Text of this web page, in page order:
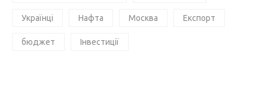
Українці Нафта Москва Експорт
бюджет Інвестиції